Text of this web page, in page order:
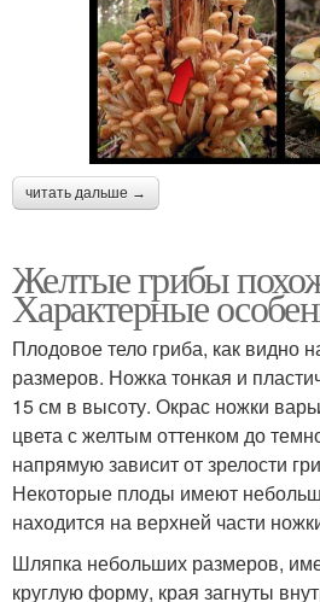
читать дальше →
Желтые грибы
Характерные
Плодовое тело гриба, как видно
размеров. Ножка тонкая и
15 см в высоту. Окрас ножки
цвета с желтым оттенком до
напрямую зависит от зрелости
Некоторые плоды имеют
находится на верхней части
Шляпка небольших размеров,
круглую форму, края загнуты